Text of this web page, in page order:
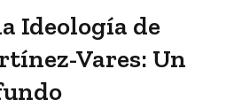
Ideología de
Vares: Un